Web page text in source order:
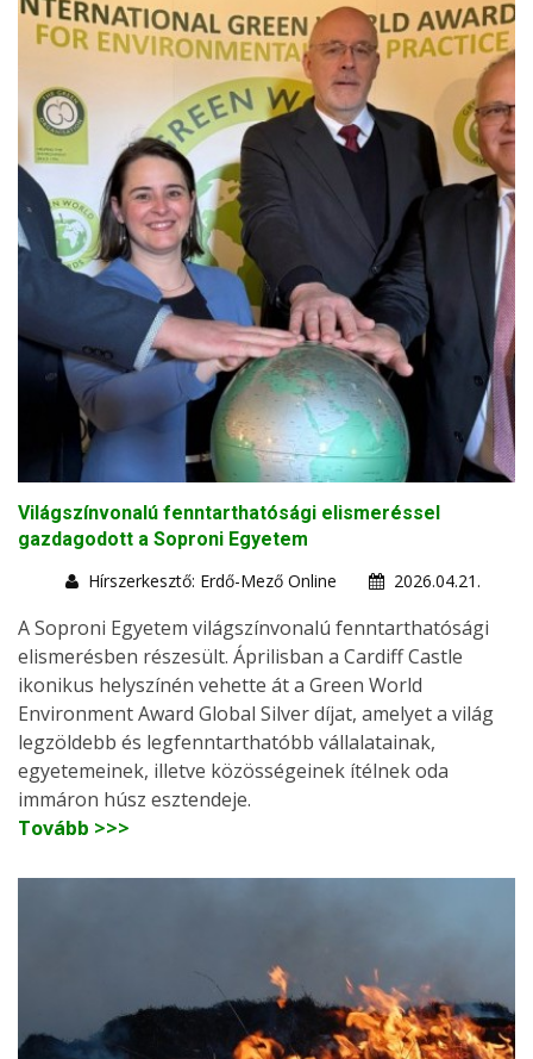
Világszínvonalú fenntarthatósági elismeréssel
gazdagodott a Soproni Egyetem
Hírszerkesztő: Erdő-Mező Online
2026.04.21.
A Soproni Egyetem világszínvonalú fenntarthatósági
elismerésben részesült. Áprilisban a Cardiff Castle
ikonikus helyszínén vehette át a Green World
Environment Award Global Silver díjat, amelyet a világ
legzöldebb és legfenntarthatóbb vállalatainak,
egyetemeinek, illetve közösségeinek ítélnek oda
immáron húsz esztendeje.
Tovább >>>